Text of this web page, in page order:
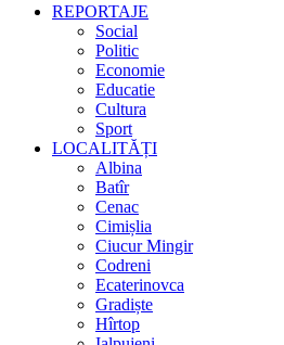
REPORTAJE
Social
Politic
Economie
Educatie
Cultura
Sport
LOCALITĂȚI
Albina
Batîr
Cenac
Cimișlia
Ciucur Mingir
Codreni
Ecaterinovca
Gradiște
Hîrtop